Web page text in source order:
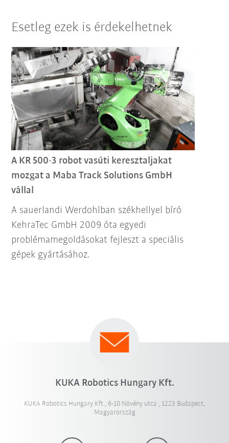
Esetleg ezek is érdekelhetnek
A KR 500-3 robot vasúti keresztaljakat
mozgat a Maba Track Solutions GmbH
vállal
A sauerlandi Werdohlban székhellyel bíró
KehraTec GmbH 2009 óta egyedi
problémamegoldásokat fejleszt a speciális
gépek gyártásához.
KUKA Robotics Hungary Kft.
KUKA Robotics Hungary Kft., 6-10 Növény utca , 1223 Budapest,
Magyarország